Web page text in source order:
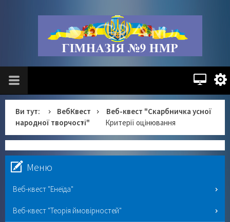
Ви тут: ВебКвест
Веб-квест "Скарбничка усної
народної творчості"
Критерії оцінювання
Меню
Веб-квест "Енеїда"
Веб-квест "Теорія ймовірностей"